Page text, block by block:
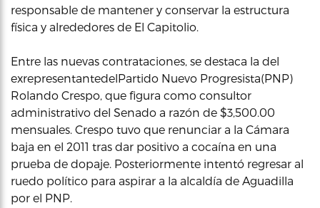
responsable de mantener y conservar la estructura
física y alrededores de El Capitolio.
Entre las nuevas contrataciones, se destaca la del
exrepresentantedelPartido Nuevo Progresista(PNP)
Rolando Crespo, que figura como consultor
administrativo del Senado a razón de $3,500.00
mensuales. Crespo tuvo que renunciar a la Cámara
baja en el 2011 tras dar positivo a cocaína en una
prueba de dopaje. Posteriormente intentó regresar al
ruedo político para aspirar a la alcaldía de Aguadilla
por el PNP.